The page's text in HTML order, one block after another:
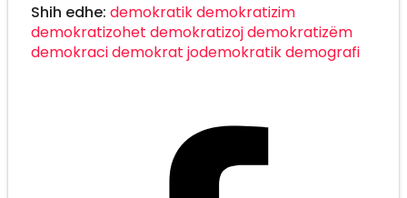
Shih edhe: demokratikdemokratizim
demokratizohet demokratizojdemokratizëm
demokracidemokrat jodemokratikdemografi